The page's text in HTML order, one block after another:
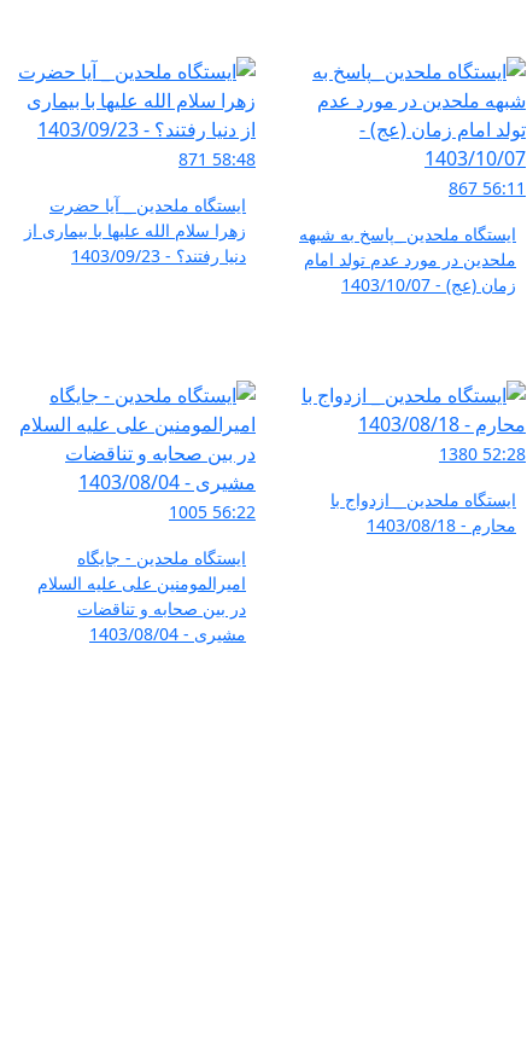
56:11
867
ایستگاه ملحدین _پاسخ به شبهه
ملحدین در مورد عدم تولد امام
زمان (عج) - 1403/10/07
58:48
871
ایستگاه ملحدین _ آیا حضرت
زهرا سلام الله علیها با بیماری از
دنیا رفتند؟ - 1403/09/23
52:28
1380
ایستگاه ملحدین _ ازدواج با
محارم - 1403/08/18
56:22
1005
ایستگاه ملحدین - جایگاه
امیرالمومنین علی علیه السلام
در بین صحابه و تناقضات
مشیری - 1403/08/04